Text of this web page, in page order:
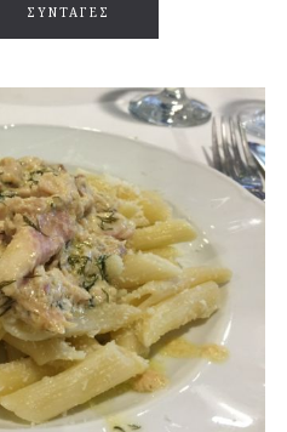
ΣΥΝΤΑΓΕΣ